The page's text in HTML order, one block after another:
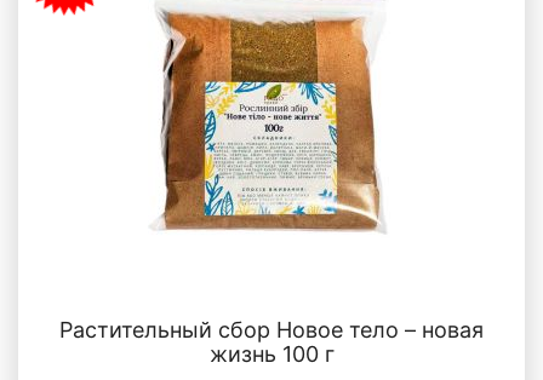
Растительный сбор Новое тело – новая
жизнь 100 г